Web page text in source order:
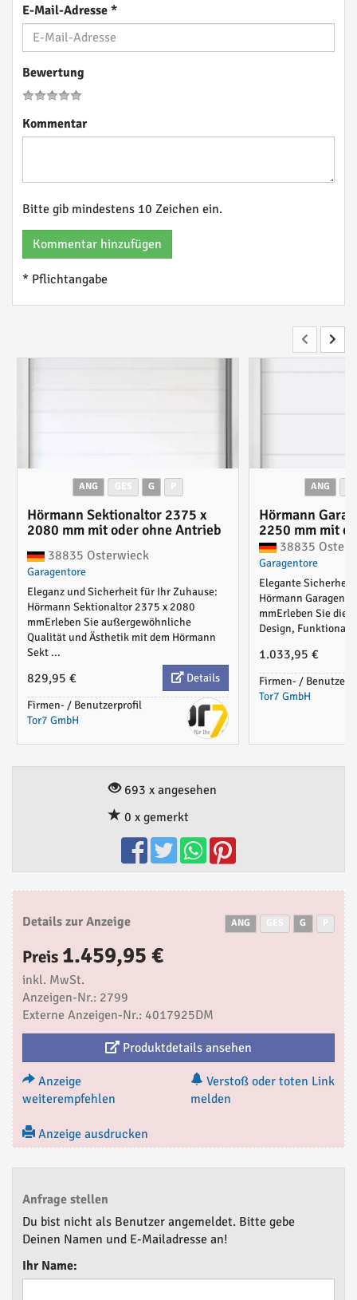
E-Mail-Adresse *
Bewertung
Kommentar
Bitte gib mindestens 10 Zeichen ein.
Kommentar hinzufügen
* Pflichtangabe
ANG G
Hörmann Sektionaltor 2375 x
2080 mm mit oder ohne Antrieb
38835 Osterwieck
Garagentore
Eleganz und Sicherheit für Ihr Zuhause:
Hörmann Sektionaltor 2375 x 2080
mmErleben Sie außergewöhnliche
Qualität und Ästhetik mit dem Hörmann
Sekt ...
829,95 €
Details
Firmen- / Benutzerprofil
Tor7 GmbH
ANG
Hörmann
2250 mm mit
Torantrieb
38835
Garagentore
Elegante Sicherheit
Hörmann
mmErleben Sie die
Design,
1.033,95 €
Firmen- /
Tor7 GmbH
693 x angesehen
0 x gemerkt
Details zur Anzeige ANG G
Preis 1.459,95 €
inkl. MwSt.
Anzeigen-Nr.: 2799
Externe Anzeigen-Nr.: 4017925DM
Produktdetails ansehen
Anzeige
weiterempfehlen
Verstoß oder toten Link
melden
Anzeige ausdrucken
Anfrage stellen
Du bist nicht als Benutzer angemeldet. Bitte gebe
Deinen Namen und E-Mailadresse an!
Ihr Name: